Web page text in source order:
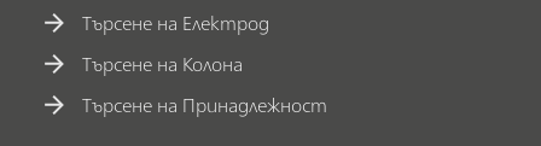
Търсене на Електрод
Търсене на Колона
Търсене на Принадлежност